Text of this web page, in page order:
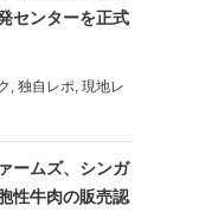
センターを正式
独自レポ 現地レ
ームズ、シンガ
性牛肉の販売認